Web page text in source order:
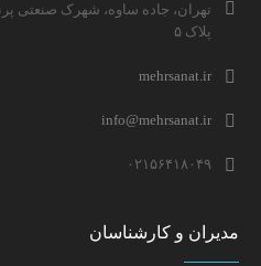
پلاک ۵
mehrsanat.ir
info@mehrsanat.ir
۰۲۱۵۶۴۱۸۰۴۹
مدیران و کارشناسان